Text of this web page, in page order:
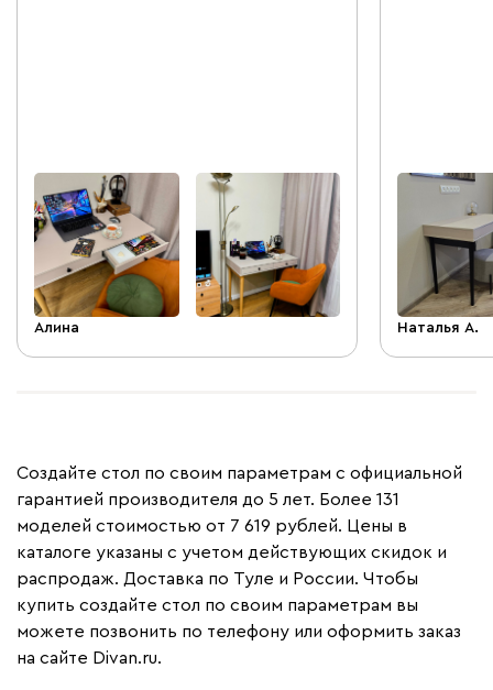
Алина Наталья А.
Создайте стол по своим параметрам с официальной
гарантией производителя до 5 лет. Более 131
моделей стоимостью от 7 619 рублей. Цены в
каталоге указаны с учетом действующих скидок и
распродаж. Доставка по Туле и России. Чтобы
купить создайте стол по своим параметрам вы
можете позвонить по телефону или оформить заказ
на сайте Divan.ru.